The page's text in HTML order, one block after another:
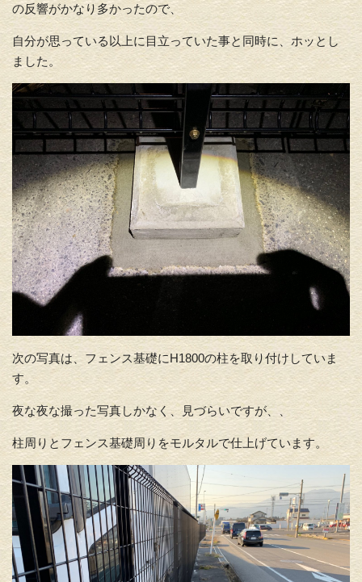
の反響がかなり多かったので、
自分が思っている以上に目立っていた事と同時に、ホッとし
ました。
次の写真は、フェンス基礎にH1800の柱を取り付けしていま
す。
夜な夜な撮った写真しかなく、見づらいですが、、
柱周りとフェンス基礎周りをモルタルで仕上げています。